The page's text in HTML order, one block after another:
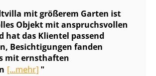
mit größerem Garten ist
Objekt mit anspruchsvollen
hat das Klientel passend
Besichtigungen fanden
mit ernsthaften
[...mehr]